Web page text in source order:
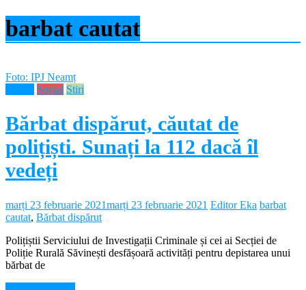
barbat cautat
Foto: IPJ Neamț
Social Stiri
Bărbat dispărut, căutat de
polițiști. Sunați la 112 dacă îl
vedeți
marți 23 februarie 2021marți 23 februarie 2021 Editor Eka barbat
cautat, Bărbat dispărut
Polițiștii Serviciului de Investigații Criminale și cei ai Secției de
Poliție Rurală Săvinești desfășoară activități pentru depistarea unui
bărbat de